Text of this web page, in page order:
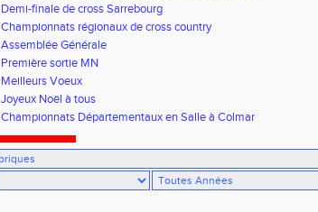
Demi-finale de cross Sarrebourg
Championnats régionaux de cross country
Assemblée Générale
Première sortie MN
Meilleurs Voeux
Joyeux Noël à tous
Championnats Départementaux en Salle à Colmar